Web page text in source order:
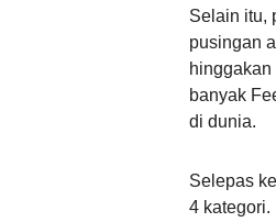
Selain itu,
pusingan
banyak
di dunia.
Selepas
4 kategori.